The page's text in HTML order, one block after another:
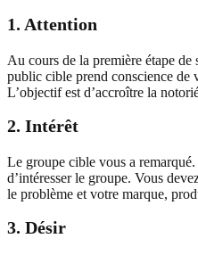
1. Attention
Au cours de la première étape
public cible prend conscience de
L’objectif est d’accroître la
2. Intérêt
Le groupe cible vous a
d’intéresser le groupe. Vous
le problème et votre marque,
3. Désir